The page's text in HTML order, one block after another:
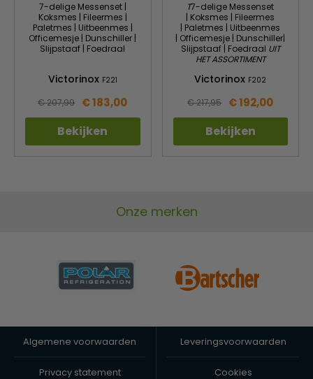
7-delige Messenset |
Koksmes | Fileermes |
Paletmes | Uitbeenmes |
Officemesje | Dunschiller |
Slijpstaaf | Foedraal
Victorinox F221
€ 207,99 € 183,00
Bekijken
T7-delige Messenset
| Koksmes | Fileermes
| Paletmes | Uitbeenmes
| Officemesje | Dunschiller|
Slijpstaaf | Foedraal UIT
HET ASSORTIMENT
Victorinox F202
€ 217,95 € 192,00
Bekijken
Onze merken
Algemene voorwaarden Leveringsvoorwaarden
Privacy statement Cookies